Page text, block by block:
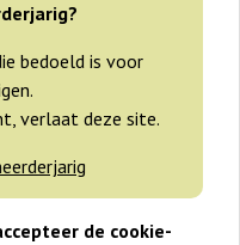
bedoeld is voor
verlaat deze site.
de cookie-